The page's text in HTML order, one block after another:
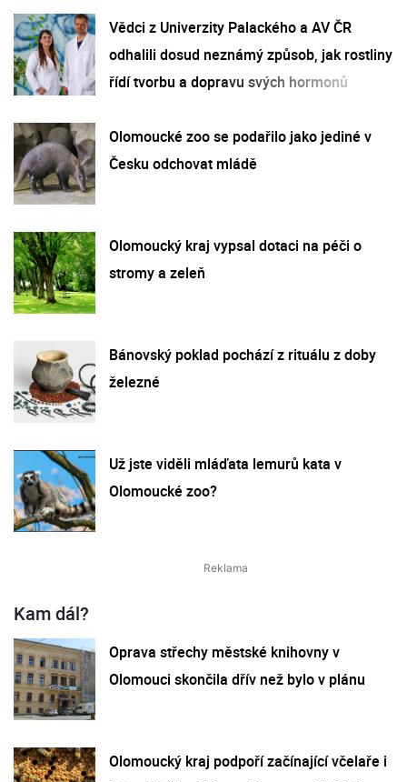
Vědci z Univerzity Palackého a AV ČR
odhalili dosud neznámý způsob, jak rostliny
řídí tvorbu a dopravu svých hormonů
Olomoucké zoo se podařilo jako jediné v
Česku odchovat mládě
Olomoucký kraj vypsal dotaci na péči o
stromy a zeleň
Bánovský poklad pochází z rituálu z doby
železné
Už jste viděli mláďata lemurů kata v
Olomoucké zoo?
Kam dál?
Oprava střechy městské knihovny v
Olomouci skončila dřív než bylo v plánu
Olomoucký kraj podpoří začínající včelaře i